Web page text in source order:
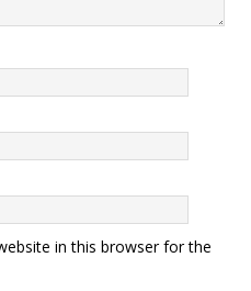
in this browser for the